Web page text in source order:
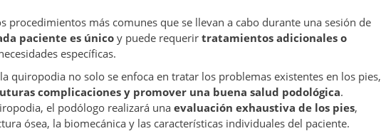
procedimientos más comunes que se llevan a cabo durante una sesión de
paciente es único y puede requerir tratamientos adicionales o
específicas.
quiropodia no solo se enfoca en tratar los problemas existentes en los pies,
complicaciones y promover una buena salud podológica.
el podólogo realizará una evaluación exhaustiva de los pies,
ósea, la biomecánica y las características individuales del paciente.